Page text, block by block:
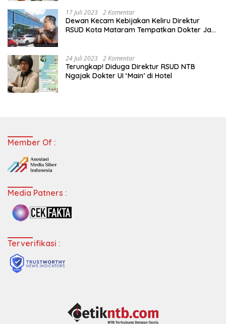
17 Juli 2023 2 Komentar
Dewan Kecam Kebijakan Keliru Direktur
RSUD Kota Mataram Tempatkan Dokter Jadi
24 Juli 2023 2 Komentar
Terungkap! Diduga Direktur RSUD NTB
Ngajak Dokter UI ‘Main’ di Hotel
Member Of :
Media Patners :
Terverifikasi :